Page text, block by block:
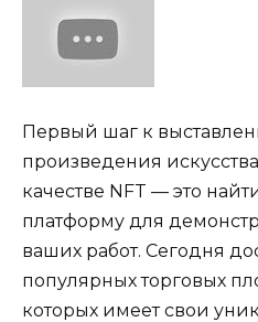
Первый шаг к
произведения
качестве NFT — это
платформу для
ваших работ. Сегодня
популярных торговых
которых имеет свои